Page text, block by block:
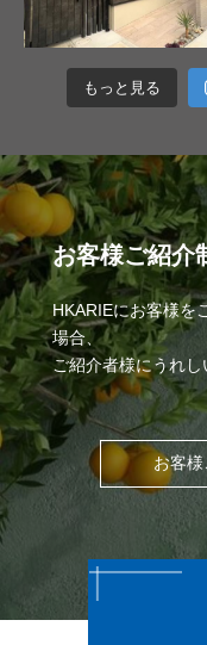
もっと見る
お客様ご紹介
HKARIEにお客様を
場合、
ご紹介者様にうれ
お客